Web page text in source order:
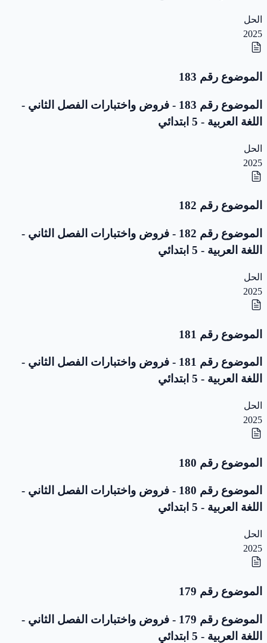
الحل
2025
الموضوع رقم 183
الموضوع رقم 183 - فروض واختبارات الفصل الثاني -
اللغة العربية - 5 ابتدائي
الحل
2025
الموضوع رقم 182
الموضوع رقم 182 - فروض واختبارات الفصل الثاني -
اللغة العربية - 5 ابتدائي
الحل
2025
الموضوع رقم 181
الموضوع رقم 181 - فروض واختبارات الفصل الثاني -
اللغة العربية - 5 ابتدائي
الحل
2025
الموضوع رقم 180
الموضوع رقم 180 - فروض واختبارات الفصل الثاني -
اللغة العربية - 5 ابتدائي
الحل
2025
الموضوع رقم 179
الموضوع رقم 179 - فروض واختبارات الفصل الثاني -
اللغة العربية - 5 ابتدائي